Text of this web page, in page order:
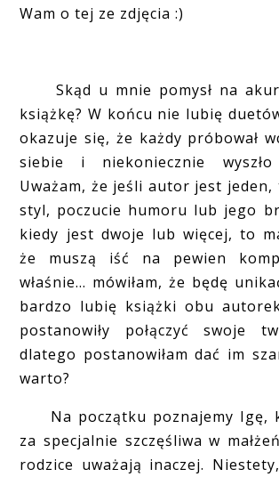
Wam o tej ze zdjęcia :)
Skąd u mnie pomysł na
książkę? W końcu nie lubię
okazuje się, że każdy próbował
siebie i niekoniecznie
Uważam, że jeśli autor jest jeden,
styl, poczucie humoru lub jego
kiedy jest dwoje lub więcej, to
że muszą iść na pewien
właśnie... mówiłam, że będę
bardzo lubię książki obu
postanowiły połączyć swoje
dlatego postanowiłam dać im
warto?
Na początku poznajemy Igę,
za specjalnie szczęśliwa w
rodzice uważają inaczej.